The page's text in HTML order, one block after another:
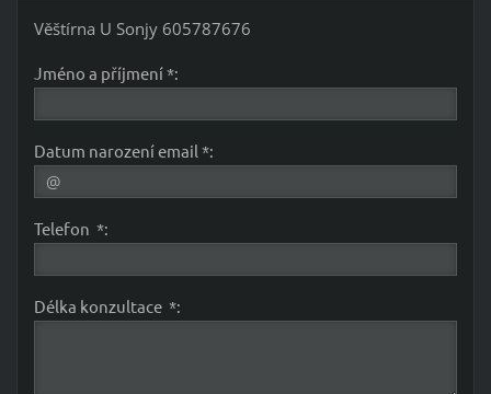
Věštírna U Sonjy 605787676
Jméno a příjmení *:
Datum narození email *:
Telefon *:
Délka konzultace *: